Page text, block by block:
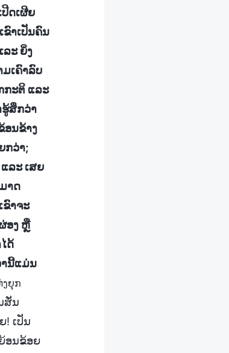
ດເຜີຍ
ຂົາເປັນຄົນ
ລະ ຍິ່ງ
ເຄົາລົບ
ກະຕິ ແລະ
ຮູ້ສຶກວ່າ
ອນຂ້າງ
ກວ່າ;
ລະ ເສຍ
າດ
ຂົາຈະ
ອງ ຫຼື
ດ້
ານີ້ແມ່ນ
ຍຸກ
ສັ່ນ
! ເປັນ
ອນຂ້ອຍ